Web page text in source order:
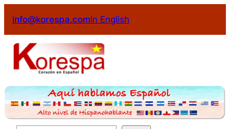
info@korespa.comIn English